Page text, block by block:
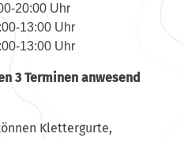
20:00 Uhr
13:00 Uhr
13:00 Uhr
3 Terminen anwesend
Klettergurte,